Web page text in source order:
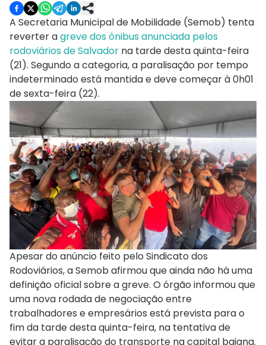
A Secretaria Municipal de Mobilidade (Semob) tenta
reverter agreve dos ônibus anunciada pelos
rodoviários de Salvador na tarde desta quinta-feira
(21). Segundo a categoria, a paralisação por tempo
indeterminado está mantida e deve começar à 0h01
de sexta-feira (22).
Apesar do anúncio feito pelo Sindicato dos
Rodoviários, a Semob afirmou que ainda não há uma
definição oficial sobre a greve. O órgão informou que
uma nova rodada de negociação entre
trabalhadores e empresários está prevista para o
fim da tarde desta quinta-feira, na tentativa de
evitar a paralisação do transporte na capital baiana.